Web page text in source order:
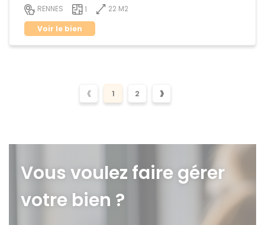
RENNES 1
22 M2
Voir le bien
‹ 1 2 ›
Vous voulez faire gérer
votre bien ?